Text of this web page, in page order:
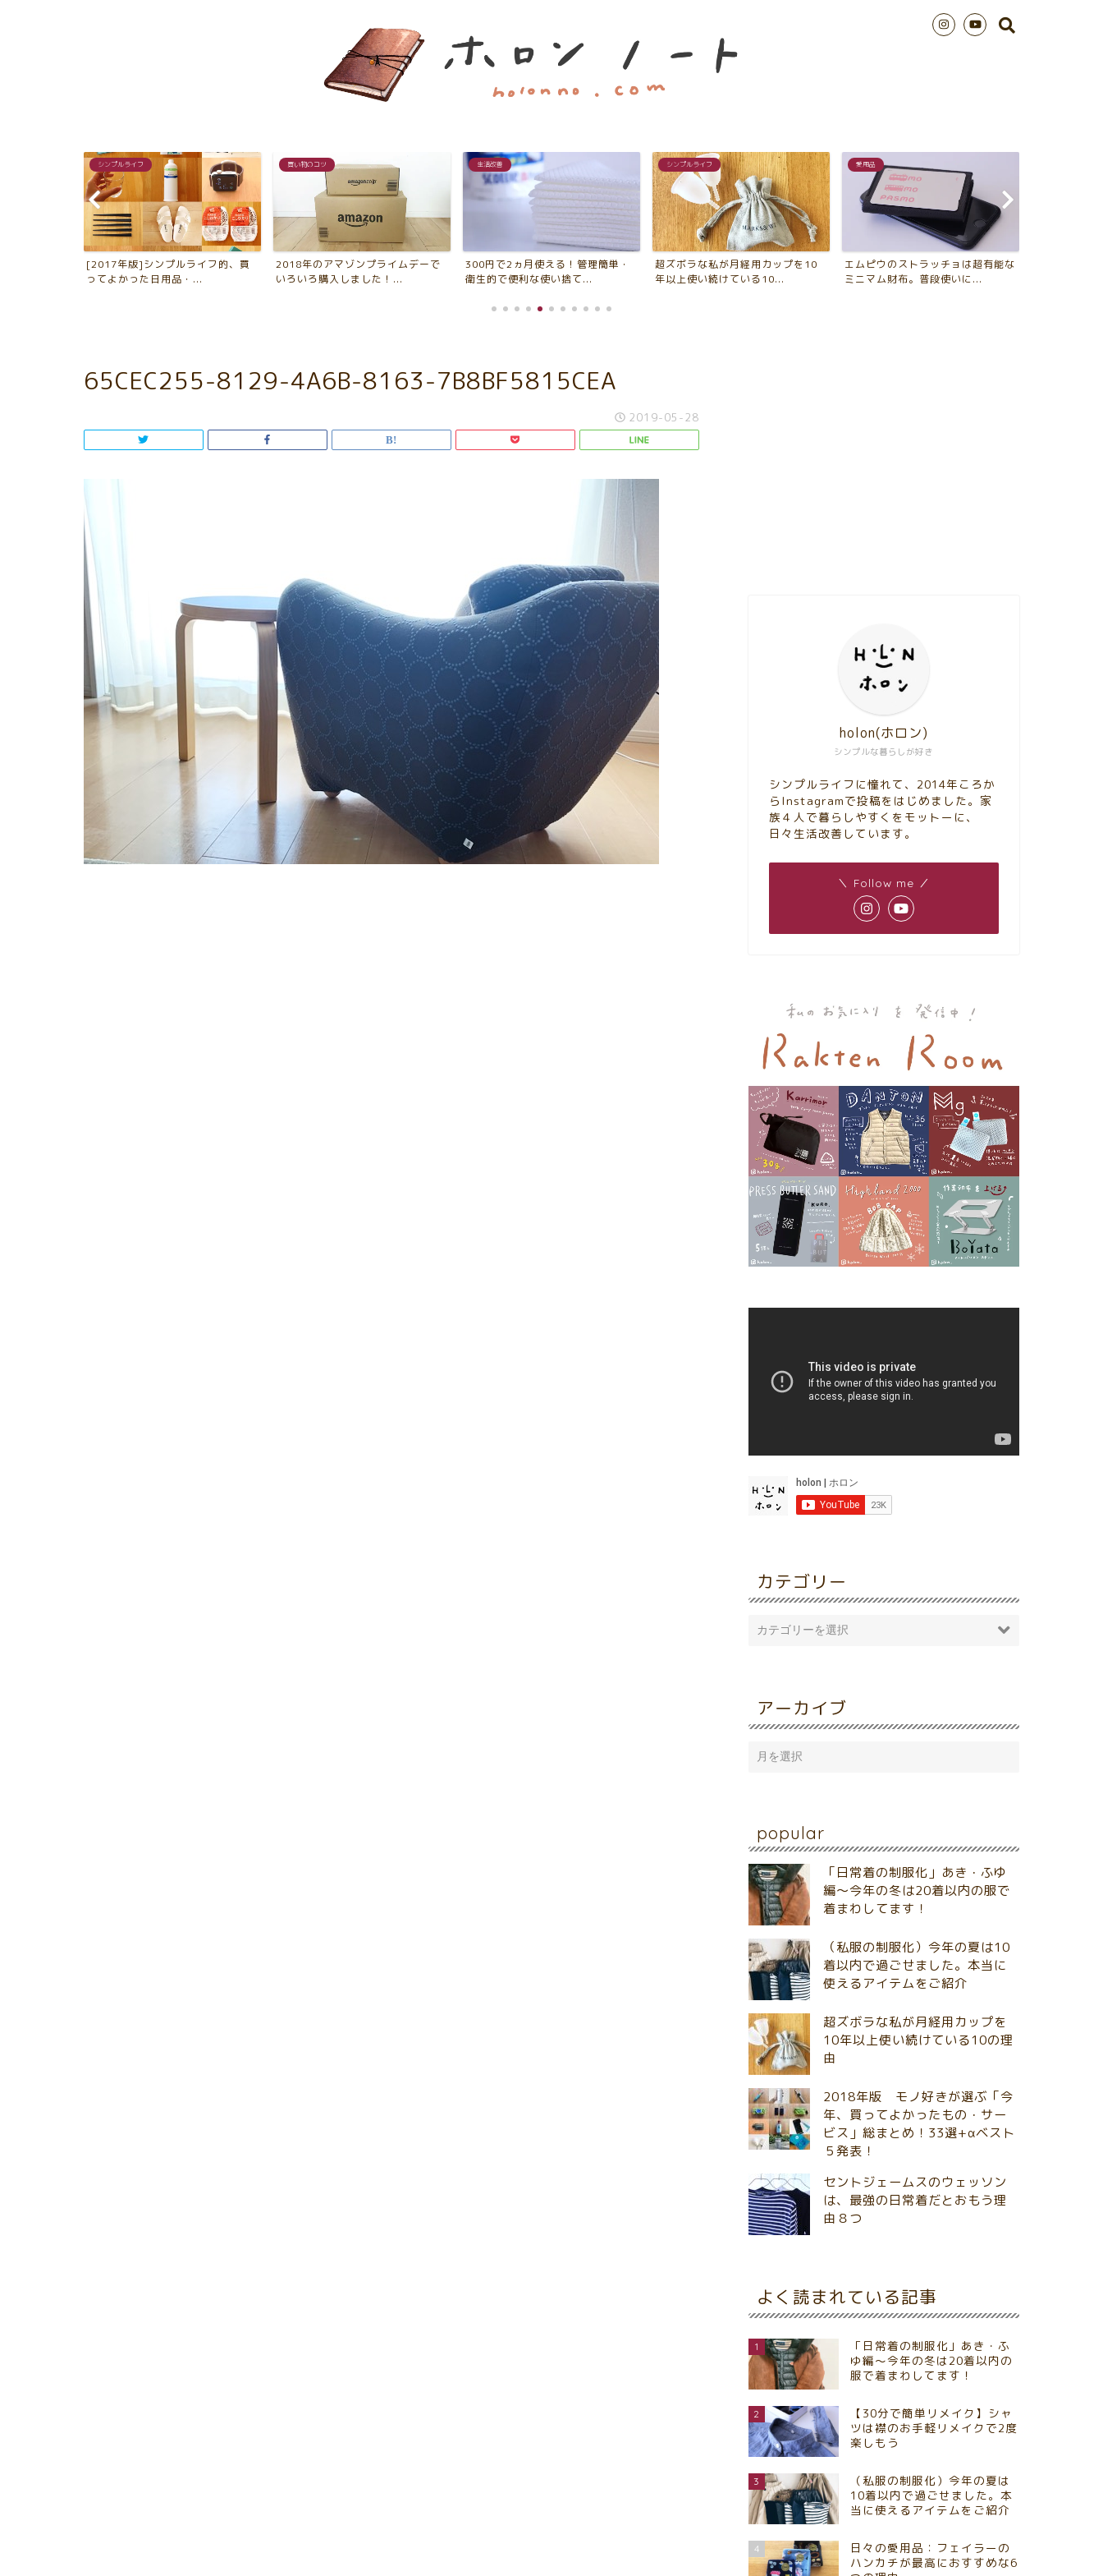
シンプルライフ
[2017年版]シンプルライフ的、買
ってよかった日用品・...
買い物のコツ
2018年のアマゾンプライムデーで
いろいろ購入しました！...
生活改善
300円で2ヵ月使える！管理簡単・
衛生的で便利な使い捨て...
シンプルライフ
超ズボラな私が月経用カップを10
年以上使い続けている10...
愛用品
エムピウのストラッチョは超有能な
ミニマム財布。普段使いに...
65CEC255-8129-4A6B-8163-7B8BF5815CEA
2019-05-28
シンプルな暮らしが好き
holon(ホロン)
シンプルライフに憧れて、2014年ころか
らInstagramで投稿をはじめました。家
族４人で暮らしやすくをモットーに、
日々生活改善しています。
＼ Follow me ／
カテゴリー
アーカイブ
popular
「日常着の制服化」あき・ふゆ
編～今年の冬は20着以内の服で
着まわしてます！
（私服の制服化）今年の夏は10
着以内で過ごせました。本当に
使えるアイテムをご紹介
超ズボラな私が月経用カップを
10年以上使い続けている10の理
由
2018年版 モノ好きが選ぶ「今
年、買ってよかったもの・サー
ビス」総まとめ！33選+αベスト
５発表！
セントジェームスのウェッソン
は、最強の日常着だとおもう理
由８つ
よく読まれている記事
1
「日常着の制服化」あき・ふ
ゆ編～今年の冬は20着以内の
服で着まわしてます！
2
【30分で簡単リメイク】シャ
ツは襟のお手軽リメイクで2度
楽しもう
3
（私服の制服化）今年の夏は
10着以内で過ごせました。本
当に使えるアイテムをご紹介
4
日々の愛用品：フェイラーの
ハンカチが最高におすすめな6